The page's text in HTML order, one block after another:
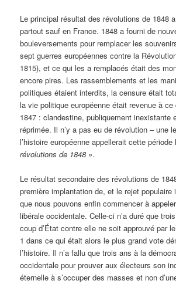
Le principal résultat des révolutions de 1848
partout sauf en France. 1848 a fourni de
bouleversements pour remplacer les
sept guerres européennes contre la
1815), et ce qui les a remplacés était des
encore pires. Les rassemblements et les
politiques étaient interdits, la censure était
la vie politique européenne était revenue à ce
1847 : clandestine, publiquement inexistante
réprimée. Il n’y a pas eu de révolution – une
l’histoire européenne appellerait cette période
révolutions de 1848 ».
Le résultat secondaire des révolutions de
première implantation de, et le rejet populaire
que nous pouvons enfin commencer à
libérale occidentale. Celle-ci n’a duré que
coup d’État contre elle ne soit approuvé par
1 dans ce qui était alors le plus grand vote
l’histoire. Il n’a fallu que trois ans à la
occidentale pour prouver aux électeurs son
éternelle à s’occuper des masses et non